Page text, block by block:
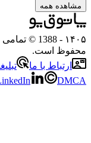
همه
- 1388 © تمامی
است.
با ما
تبلیغات
LinkedIn